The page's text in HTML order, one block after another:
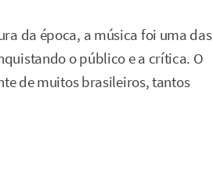
da época, a música foi uma das
o público e a crítica. O
de muitos brasileiros, tantos